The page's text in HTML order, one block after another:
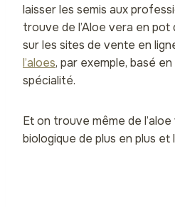
laisser les semis aux
trouve de l’Aloe vera en pot
sur les sites de vente en
l’aloes, par exemple, basé
spécialité.
Et on trouve même de
biologique de plus en plus et